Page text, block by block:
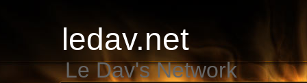
ledav.net
Le Dav's Network